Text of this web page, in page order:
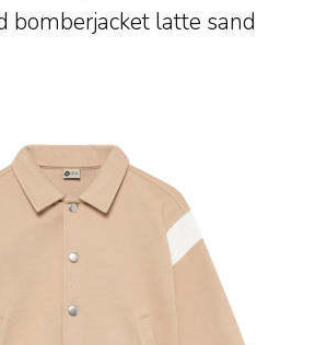
bomberjacket latte sand